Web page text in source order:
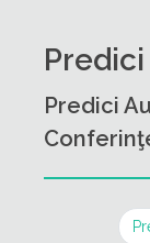
Predici